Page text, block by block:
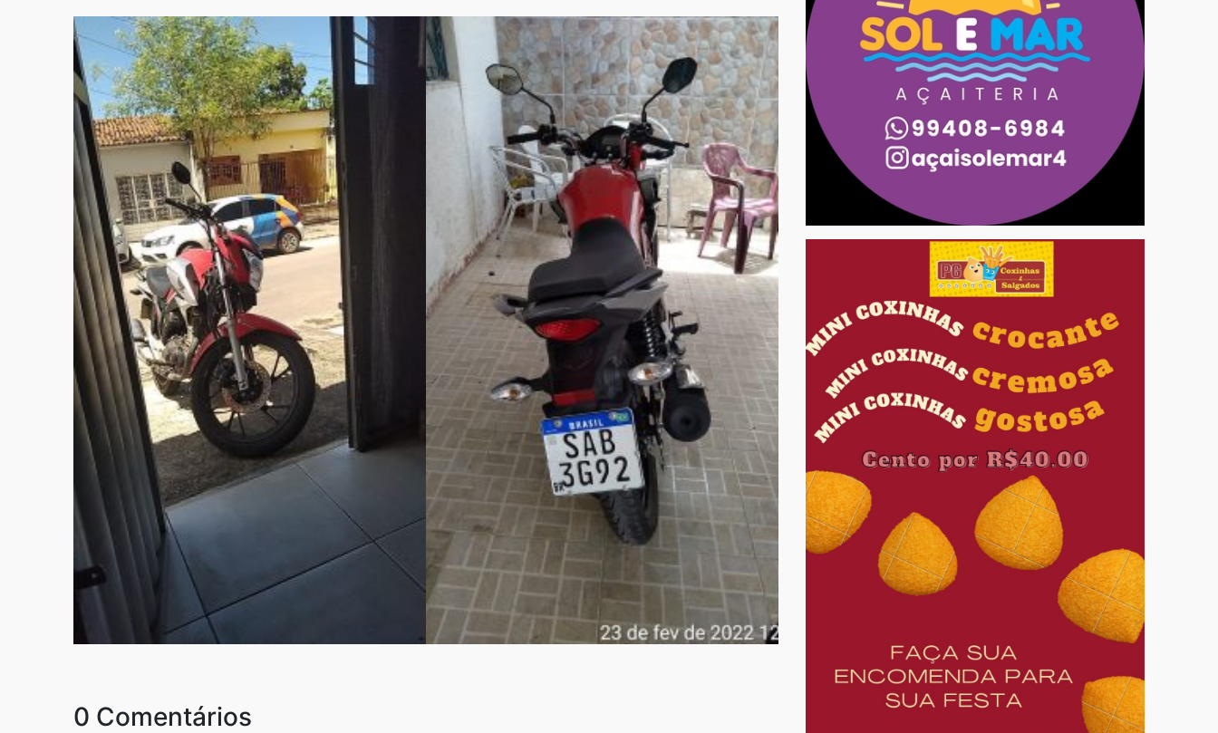
0 Comentários